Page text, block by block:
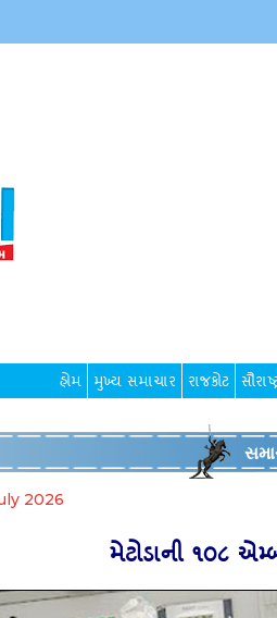
હોમ મુખ્ય સમાચાર રાજકોટ
2026
મેટોડાની ૧૦૮